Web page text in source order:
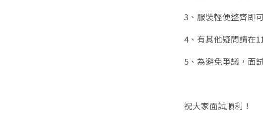
3、服裝輕便整齊即
4、有其他疑問請在
5、為避免爭議，面
祝大家面試順利！